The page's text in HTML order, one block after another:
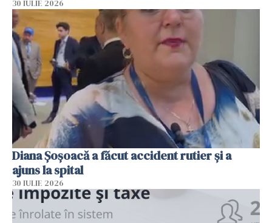
30 IULIE 2026
Diana Șoșoacă a făcut accident rutier și a
ajuns la spital
30 IULIE 2026